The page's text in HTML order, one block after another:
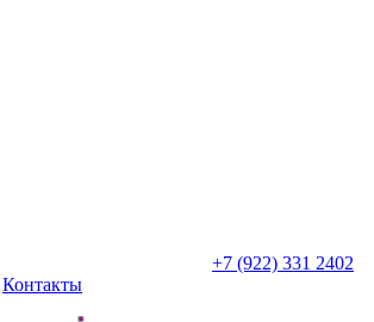
+7 (922) 331 2402
Контакты